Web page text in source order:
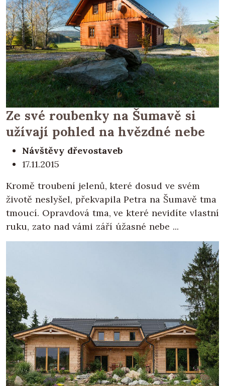
Ze své roubenky na Šumavě si
užívají pohled na hvězdné nebe
Návštěvy dřevostaveb
17.11.2015
Kromě troubení jelenů, které dosud ve svém
životě neslyšel, překvapila Petra na Šumavě tma
tmoucí. Opravdová tma, ve které nevidíte vlastní
ruku, zato nad vámi září úžasné nebe ...